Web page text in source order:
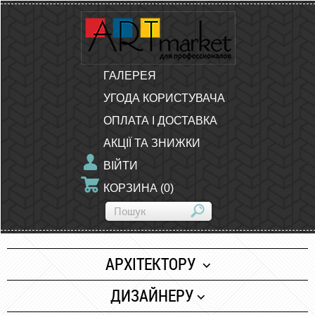
ГАЛЕРЕЯ
УГОДА КОРИСТУВАЧА
ОПЛАТА І ДОСТАВКА
АКЦІЇ ТА ЗНИЖКИ
ВІЙТИ
КОРЗИНА (0)
АРХІТЕКТОРУ
Папір
ДИЗАЙНЕРУ